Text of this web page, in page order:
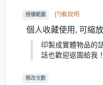
授權範圍 [?]看說明
個人收藏使用, 可縮
印製成實體物品的
話也歡迎返圖給我！
修改次數